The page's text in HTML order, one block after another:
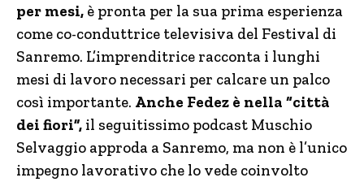
per mesi, è pronta per la sua prima esperienza
come co-conduttrice televisiva del Festival di
Sanremo. L’imprenditrice racconta i lunghi
mesi di lavoro necessari per calcare un palco
così importante. Anche Fedez è nella “città
dei fiori”, il seguitissimo podcast Muschio
Selvaggio approda a Sanremo, ma non è l’unico
impegno lavorativo che lo vede coinvolto